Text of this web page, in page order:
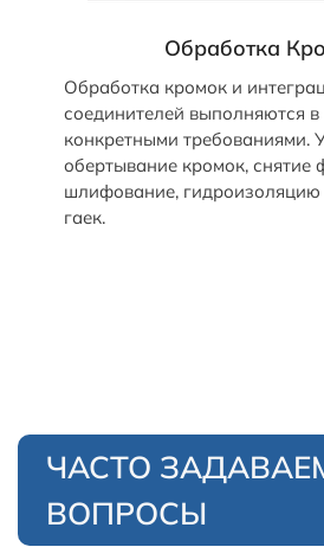
Обработка
Обработка кромок и
соединителей выполняются в
конкретными требованиями.
обертывание кромок, снятие
шлифование, гидроизоляцию
гаек.
ЧАСТО
ВОПРОСЫ